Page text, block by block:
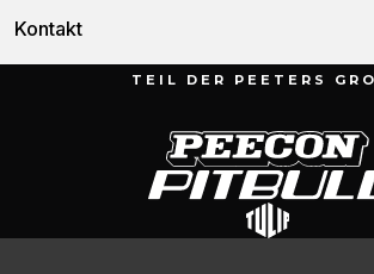
Team
Kontakt
Munnikenheiweg 47
076 – 504 6666
TEIL DER PEETERS